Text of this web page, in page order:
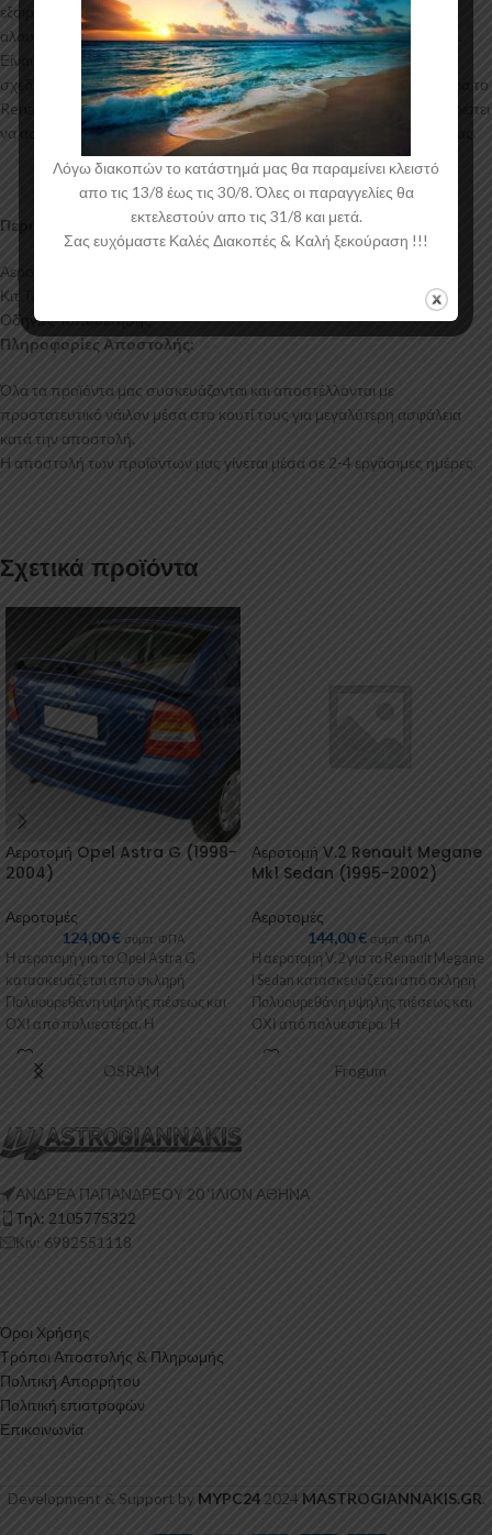
εξαιρετική εφαρμογή. Όλες οι αεροτομές παράγονται σε καλούπια
αλουμινίου για αυξημένη ποιότητα και αντοχή στη μαζική παραγωγή.
Είναι ελεγμένα για ανθεκτικότητα σε υψηλές θερμοκρασίες και έχουν
σχεδιαστεί με την καλύτερη λεπτομέρεια. Η επικαθήμενη αεροτομή για το
Renault Arkana Mk1 έρχεται στο χρώμα του υλικού. Το προϊόν θα πρέπει
να ασταρωθεί και στη συνέχεια να βαφτεί στο χρώμα της επιλογής σας.
Περιεχόμενα Συσκευασίας:
Αεροτομή Επικαθήμενη Renault Arkana Mk1
Κιτ Τοποθέτησης
Οδηγίες Τοποθέτησης
Πληροφορίες Αποστολής:
Όλα τα προϊόντα μας συσκευάζονται και αποστέλλονται με
προστατευτικό νάιλον μέσα στο κουτί τους για μεγαλύτερη ασφάλεια
κατά την αποστολή.
Η αποστολή των προϊόντων μας γίνεται μέσα σε 2-4 εργάσιμες ημέρες.
Σχετικά προϊόντα
Αεροτομή Opel Astra G (1998-
2004)
Αεροτομές
124,00€ συμπ. ΦΠΑ
Η αεροτομή για το Opel Astra G
κατασκευάζεται από σκληρή
Πολυουρεθάνη υψηλής πιέσεως και
ΟΧΙ από πολυεστέρα. Η
Πολυουρεθάνη είναι
Αεροτομή V.2 Renault Megane
Mk1 Sedan (1995-2002)
Αεροτομές
144,00€ συμπ. ΦΠΑ
Η αεροτομή V.2 για το Renault Megane
I Sedan κατασκευάζεται από σκληρή
Πολυουρεθάνη υψηλής πιέσεως και
ΟΧΙ από πολυεστέρα. Η
OSRAM Frogum
ΑΝΔΡΕΑ ΠΑΠΑΝΔΡΕΟΥ 20 ‘ΙΛΙΟΝ ΑΘΗΝΑ
Τηλ: 2105775322
Κιν: 6982551118
Όροι Χρήσης
Τρόποι Αποστολής & Πληρωμής
Πολιτική Απορρήτου
Πολιτική επιστροφών
Επικοινωνία
Development & Support by MYPC242024 MASTROGIANNAKIS.GR
Λόγω διακοπών το κατάστημά μας θα παραμείνει κλειστό
απο τις 13/8 έως τις 30/8. Όλες οι παραγγελίες θα
εκτελεστούν απο τις 31/8 και μετά.
Σας ευχόμαστε Καλές Διακοπές & Kαλή ξεκούραση !!!